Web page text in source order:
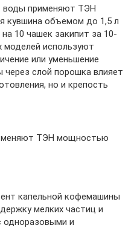
воды применяют ТЭН
кувшина объемом до 1,5 л
10 чашек закипит за 10-
моделей используют
или уменьшение
слой порошка влияет
но и крепость
ТЭН мощностью
капельной кофемашины
мелких частиц и
одноразовыми и